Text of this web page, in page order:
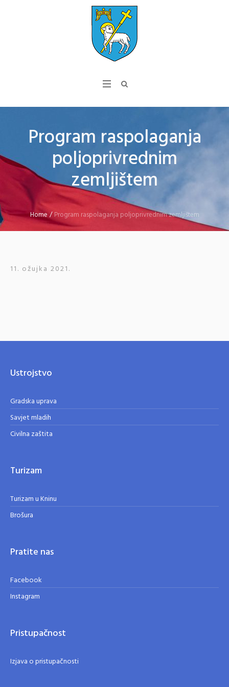
Program raspolaganja
poljoprivrednim
zemljištem
Home/Program raspolaganja poljoprivrednim zemljištem
11. ožujka 2021.
Ustrojstvo
Gradska uprava
Savjet mladih
Civilna zaštita
Turizam
Turizam u Kninu
Brošura
Pratite nas
Facebook
Instagram
Pristupačnost
Izjava o pristupačnosti